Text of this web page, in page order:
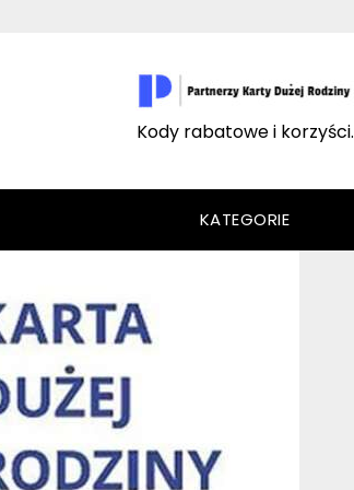
Kody rabatowe i korzyści.
KATEGORIE